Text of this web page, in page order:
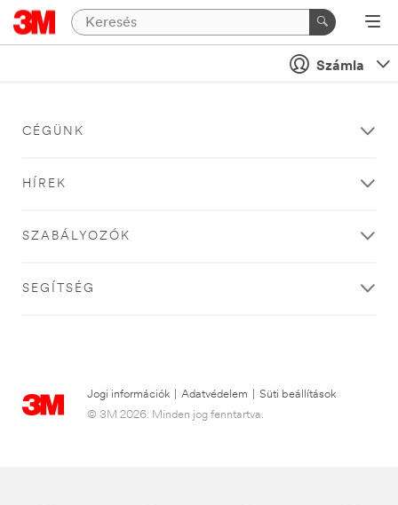
Számla
CÉGÜNK
HÍREK
SZABÁLYOZÓK
SEGÍTSÉG
Jogi információk Adatvédelem
Süti beállítások
© 3M 2026. Minden jog fenntartva.